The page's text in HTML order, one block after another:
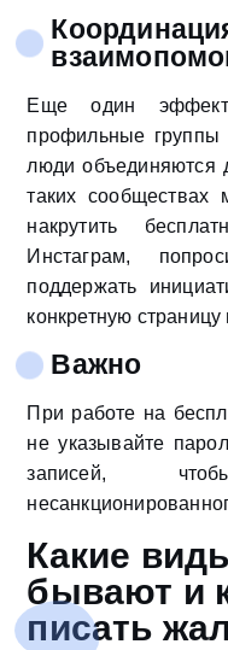
Еще один
профильные группы
люди объединяются
таких сообществах
накрутить
Инстаграм,
поддержать
конкретную
Важно
При работе на
не указывайте
записей,
Какие
бывают и
писать